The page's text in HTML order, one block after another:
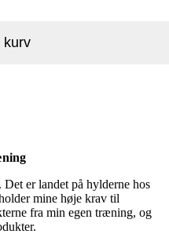
kurv
er landet på hylderne hos
mine høje krav til
fra min egen træning, og